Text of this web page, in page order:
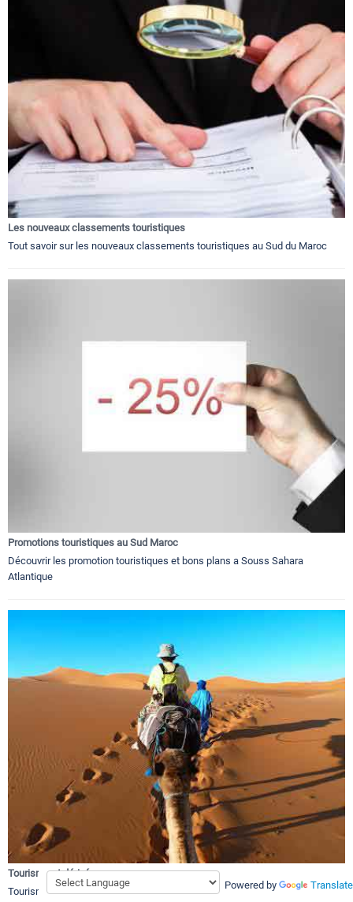
Les nouveaux classements touristiques
Tout savoir sur les nouveaux classements touristiques au Sud du Maroc
Promotions touristiques au Sud Maroc
Découvrir les promotion touristiques et bons plans a Souss Sahara
Atlantique
Tourisme et dérivés
Tourisme et dérivés a Souss Sahara Atlantique, et Grand Sud Atlantique
Powered by Translate